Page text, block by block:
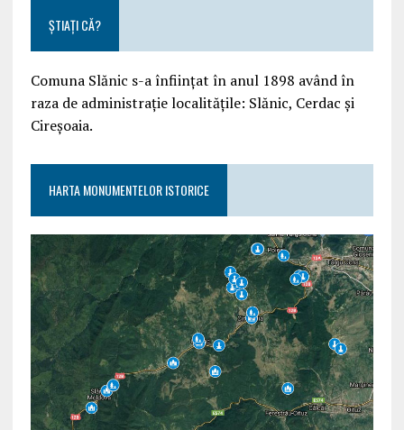
ȘTIAȚI CĂ?
Comuna Slănic s-a înființat în anul 1898 având în
raza de administrație localitățile: Slănic, Cerdac și
Cireșoaia.
HARTA MONUMENTELOR ISTORICE